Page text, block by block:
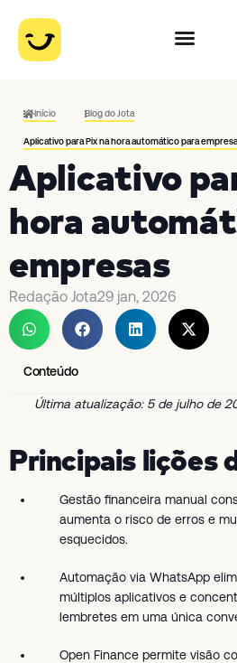
Início Blog do Jota
Aplicativo para Pix na hora automático para
Aplicativo
hora
empresas
Redação Jota29 jan, 2026
Conteúdo
Última atualização: 5 de julho de
Principais lições
Gestão financeira manual
aumenta o risco de erros e
esquecidos.
Automação via WhatsApp
múltiplos aplicativos e
lembretes em uma única
Open Finance permite visão